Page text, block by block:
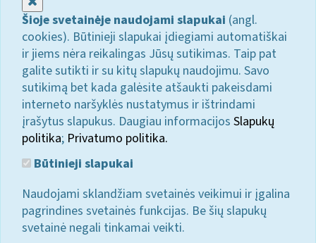
Šioje svetainėje naudojami slapukai (angl.
cookies). Būtinieji slapukai įdiegiami automatiškai
ir jiems nėra reikalingas Jūsų sutikimas. Taip pat
galite sutikti ir su kitų slapukų naudojimu. Savo
sutikimą bet kada galėsite atšaukti pakeisdami
interneto naršyklės nustatymus ir ištrindami
įrašytus slapukus. Daugiau informacijos Slapukų
politika; Privatumo politika.
Būtinieji slapukai
Naudojami sklandžiam svetainės veikimui ir įgalina
pagrindines svetainės funkcijas. Be šių slapukų
svetainė negali tinkamai veikti.